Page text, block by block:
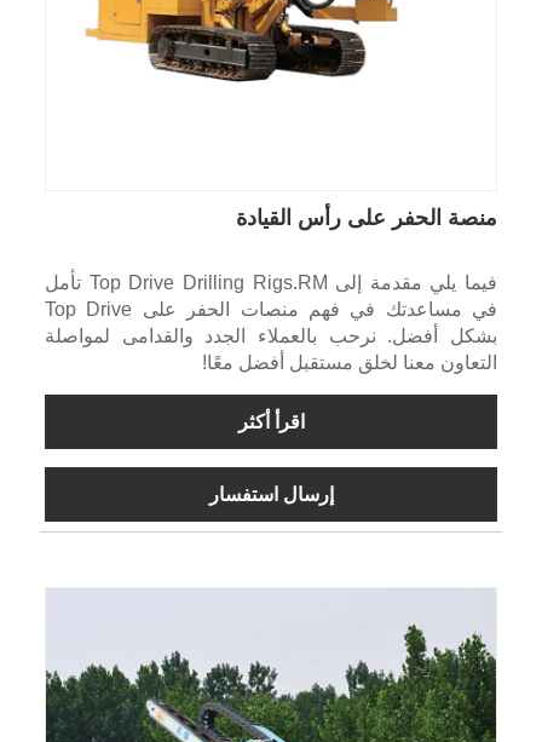
منصة الحفر على رأس القيادة
فيما يلي مقدمة إلى Top Drive Drilling Rigs.RM تأمل
في مساعدتك في فهم منصات الحفر على Top Drive
بشكل أفضل. نرحب بالعملاء الجدد والقدامى لمواصلة
التعاون معنا لخلق مستقبل أفضل معًا!
اقرأ أكثر
إرسال استفسار